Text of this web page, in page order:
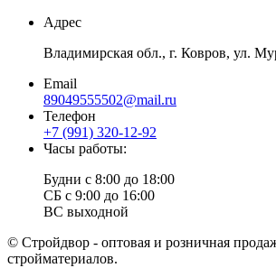
Адрес
Владимирская обл., г. Ковров, ул.
Email
89049555502@mail.ru
Телефон
+7 (991) 320-12-92
Часы работы:
Будни с 8:00 до 18:00
СБ с 9:00 до 16:00
ВС выходной
© Стройдвор - оптовая и розничная
стройматериалов.